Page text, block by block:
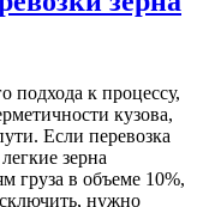
подхода к процессу,
кузова,
Если перевозка
зерна
груза в объеме 10%,
нужно